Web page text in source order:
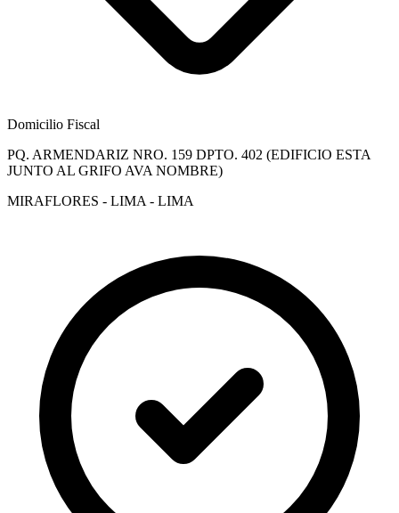
Domicilio Fiscal
PQ. ARMENDARIZ NRO. 159 DPTO. 402 (EDIFICIO ESTA
JUNTO AL GRIFO AVA NOMBRE)
MIRAFLORES - LIMA - LIMA